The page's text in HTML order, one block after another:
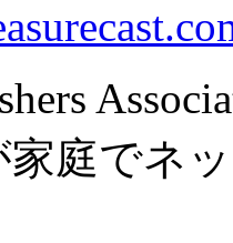
庭でネ